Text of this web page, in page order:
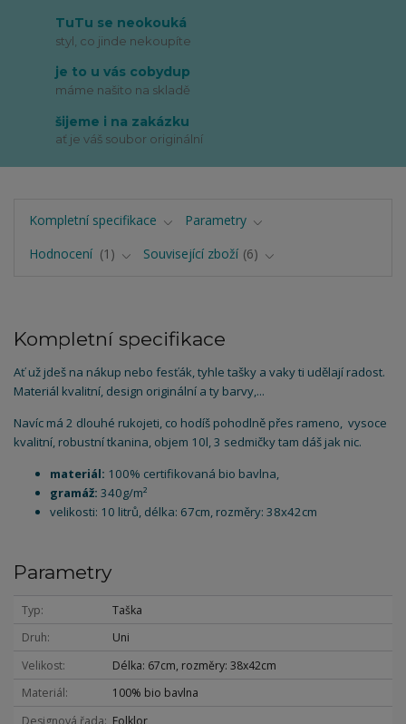
TuTu se neokouká
styl, co jinde nekoupíte
je to u vás cobydup
máme našito na skladě
šijeme i na zakázku
ať je váš soubor originální
Kompletní specifikace
Parametry
Hodnocení
1 Související zboží 6
Kompletní specifikace
Ať už jdeš na nákup nebo fesťák, tyhle tašky a vaky ti udělají radost.
Materiál kvalitní, design originální a ty barvy,...
Navíc má 2 dlouhé rukojeti, co hodíš pohodlně přes rameno, vysoce
kvalitní, robustní tkanina, objem 10l, 3 sedmičky tam dáš jak nic.
materiál: 100% certifikovaná bio bavlna,
gramáž: 340g/m²
velikosti: 10 litrů, délka: 67cm, rozměry: 38x42cm
Parametry
Typ
Taška
Druh
Uni
Velikost
Délka: 67cm, rozměry: 38x42cm
Materiál
100% bio bavlna
Designová řada
Folklor